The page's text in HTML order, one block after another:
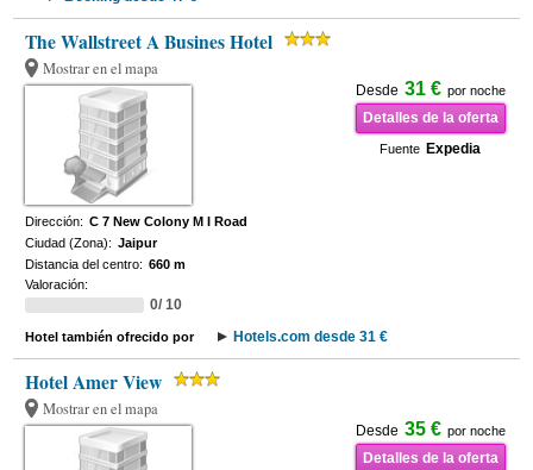
The Wallstreet A Busines Hotel
Mostrar en el mapa
Desde 31 € por noche
Detalles de la oferta
Fuente Expedia
Dirección: C 7 New Colony M I Road
Ciudad (Zona): Jaipur
Distancia del centro: 660 m
Valoración:
0/ 10
Hotel también ofrecido por Hotels.com desde 31 €
Hotel Amer View
Mostrar en el mapa
Desde 35 € por noche
Detalles de la oferta